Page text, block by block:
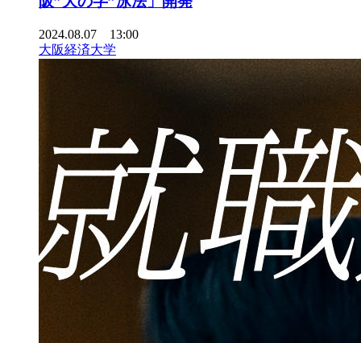
2024.08.07 13:00
大阪経済大学